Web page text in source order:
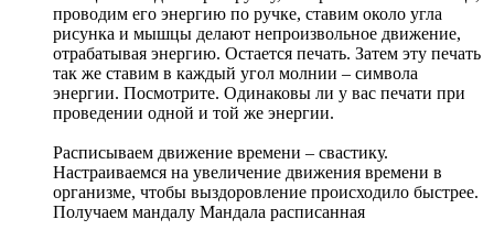
проводим его энергию по ручке, ставим около угла
рисунка и мышцы делают непроизвольное движение,
отрабатывая энергию. Остается печать. Затем эту печать
так же ставим в каждый угол молнии – символа
энергии. Посмотрите. Одинаковы ли у вас печати при
проведении одной и той же энергии.
Расписываем движение времени – свастику.
Настраиваемся на увеличение движения времени в
организме, чтобы выздоровление происходило быстрее.
Получаем мандалу Мандала расписанная